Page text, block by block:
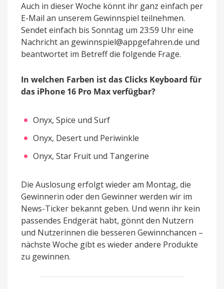
Auch in dieser Woche könnt ihr ganz einfach per
E-Mail an unserem Gewinnspiel teilnehmen.
Sendet einfach bis Sonntag um 23:59 Uhr eine
Nachricht an gewinnspiel@appgefahren.de und
beantwortet im Betreff die folgende Frage.
In welchen Farben ist das Clicks Keyboard für
das iPhone 16 Pro Max verfügbar?
Onyx, Spice und Surf
Onyx, Desert und Periwinkle
Onyx, Star Fruit und Tangerine
Die Auslosung erfolgt wieder am Montag, die
Gewinnerin oder den Gewinner werden wir im
News-Ticker bekannt geben. Und wenn ihr kein
passendes Endgerät habt, gönnt den Nutzern
und Nutzerinnen die besseren Gewinnchancen –
nächste Woche gibt es wieder andere Produkte
zu gewinnen.